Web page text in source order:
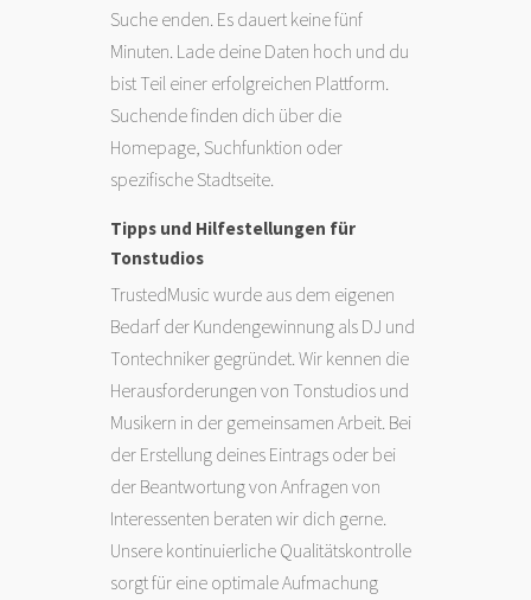
Suche enden. Es dauert keine fünf
Minuten. Lade deine Daten hoch und du
bist Teil einer erfolgreichen Plattform.
Suchende finden dich über die
Homepage, Suchfunktion oder
spezifische Stadtseite.
Tipps und Hilfestellungen für
Tonstudios
TrustedMusic wurde aus dem eigenen
Bedarf der Kundengewinnung als DJ und
Tontechniker gegründet. Wir kennen die
Herausforderungen von Tonstudios und
Musikern in der gemeinsamen Arbeit. Bei
der Erstellung deines Eintrags oder bei
der Beantwortung von Anfragen von
Interessenten beraten wir dich gerne.
Unsere kontinuierliche Qualitätskontrolle
sorgt für eine optimale Aufmachung